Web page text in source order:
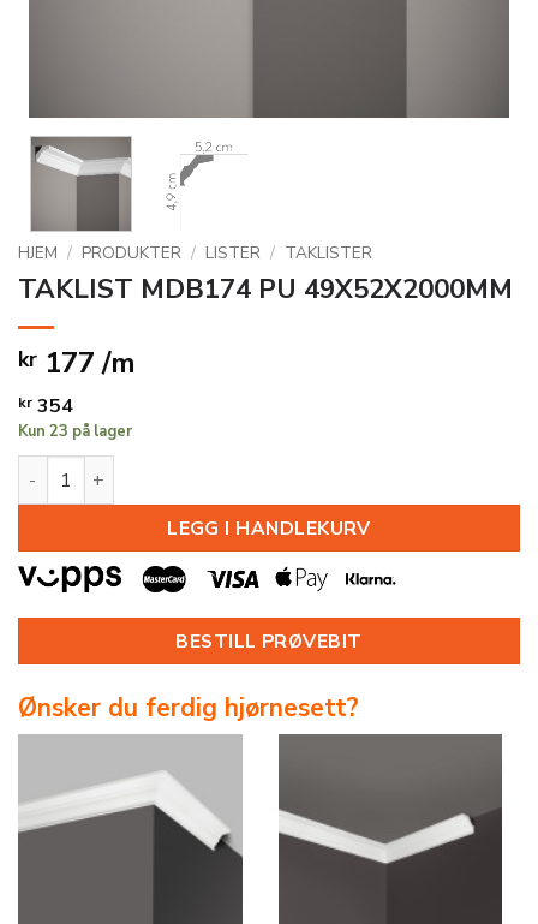
HJEM / PRODUKTER / LISTER / TAKLISTER
TAKLIST MDB174 PU 49X52X2000MM
kr 177 /m
kr 354
Kun 23 på lager
TAKLIST MDB174 PU 49X52X2000MM antall
LEGG I HANDLEKURV
BESTILL PRØVEBIT
Ønsker du ferdig hjørnesett?